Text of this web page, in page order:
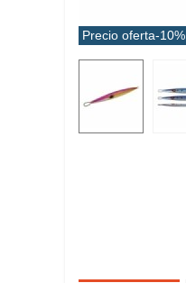
Precio oferta-10%